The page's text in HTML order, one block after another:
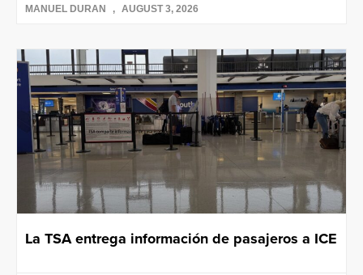
MANUEL DURAN AUGUST 3, 2026
La TSA entrega información de pasajeros a ICE